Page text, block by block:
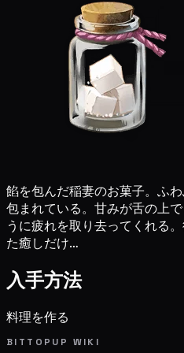
餡を包んだ稲妻のお菓子。ふ
包まれている。甘みが舌の上
うに疲れを取り去ってくれる
た癒しだけ…
入手方法
料理を作る
BITTOPUP WIKI